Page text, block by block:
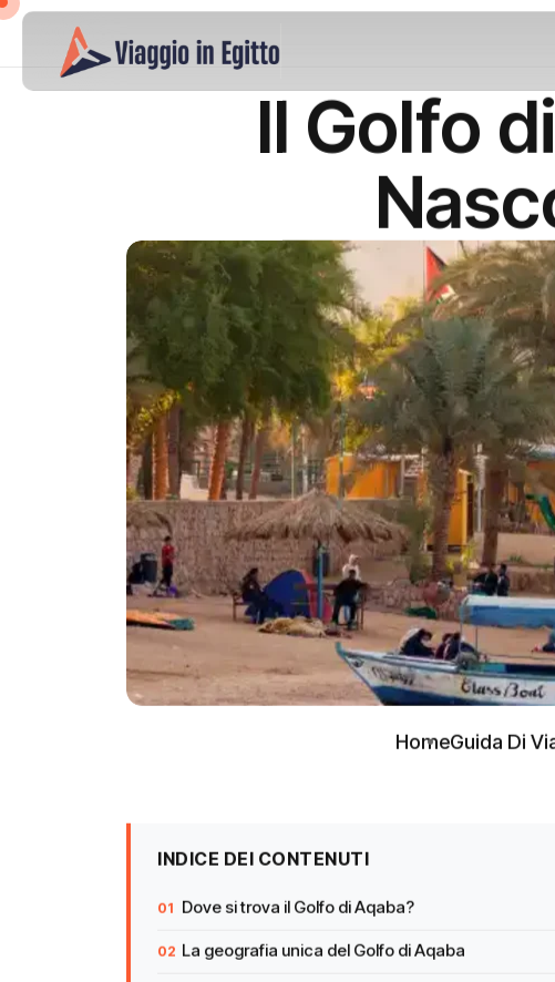
Il Golfo
HomeGuida Di
INDICE DEI CONTENUTI
Dove si trova il Golfo di Aqaba?
La geografia unica del Golfo di Aqaba